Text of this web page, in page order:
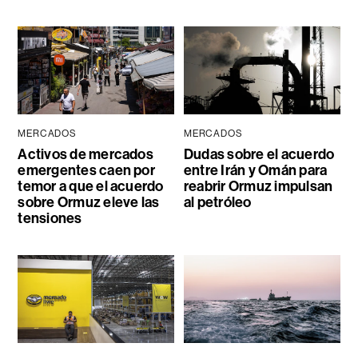
MERCADOS
Activos de mercados
emergentes caen por
temor a que el acuerdo
sobre Ormuz eleve las
tensiones
MERCADOS
Dudas sobre el acuerdo
entre Irán y Omán para
reabrir Ormuz impulsan
al petróleo